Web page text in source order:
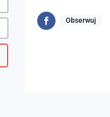
Obserwuj